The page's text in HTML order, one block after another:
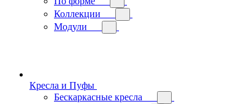
Коллекции
Модули
Кресла и Пуфы
Бескаркасные кресла